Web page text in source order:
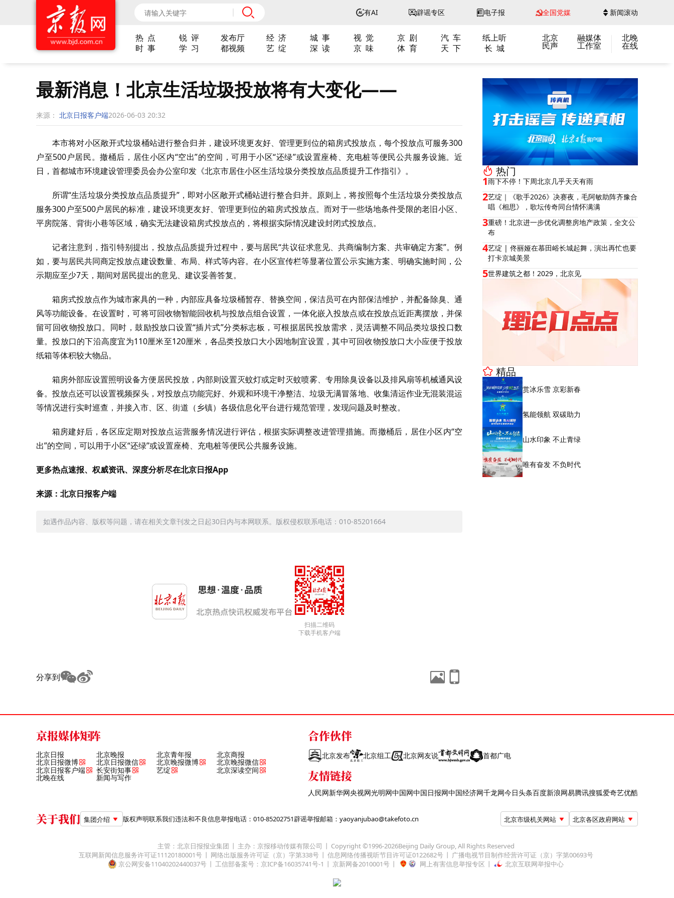
有AI 辟谣专区 电子报 全国党媒 新闻滚动
热 点 锐 评 发布厅 经 济 城 事 视 觉 京 剧 汽 车
纸上听
时 事
学 习 都视频 艺 绽 深 读 京 味 体 育 天 下 长 城
北京
民声
融媒体
工作室
北晚
在线
最新消息！北京生活垃圾投放将有大变化——
来源： 北京日报客户端2026-06-03 20:32
本市将对小区敞开式垃圾桶站进行整合归并，建设环境更友好、管理更到位的箱房式投放点，每个投放点可服务300
户至500户居民。撤桶后，居住小区内“空出”的空间，可用于小区“还绿”或设置座椅、充电桩等便民公共服务设施。近
日，首都城市环境建设管理委员会办公室印发《北京市居住小区生活垃圾分类投放点品质提升工作指引》。
所谓“生活垃圾分类投放点品质提升”，即对小区敞开式桶站进行整合归并。原则上，将按照每个生活垃圾分类投放点
服务300户至500户居民的标准，建设环境更友好、管理更到位的箱房式投放点。而对于一些场地条件受限的老旧小区、
平房院落、背街小巷等区域，确实无法建设箱房式投放点的，将根据实际情况建设封闭式投放点。
记者注意到，指引特别提出，投放点品质提升过程中，要与居民“共议征求意见、共商编制方案、共审确定方案”。例
如，要与居民共同商定投放点建设数量、布局、样式等内容。在小区宣传栏等显著位置公示实施方案、明确实施时间，公
示期应至少7天，期间对居民提出的意见、建议妥善答复。
箱房式投放点作为城市家具的一种，内部应具备垃圾桶暂存、替换空间，保洁员可在内部保洁维护，并配备除臭、通
风等功能设备。在设置时，可将可回收物智能回收机与投放点组合设置，一体化嵌入投放点或在投放点近距离摆放，并保
留可回收物投放口。同时，鼓励投放口设置“插片式”分类标志板，可根据居民投放需求，灵活调整不同品类垃圾投口数
量。投放口的下沿高度宜为110厘米至120厘米，各品类投放口大小因地制宜设置，其中可回收物投放口大小应便于投放
纸箱等体积较大物品。
箱房外部应设置照明设备方便居民投放，内部则设置灭蚊灯或定时灭蚊喷雾、专用除臭设备以及排风扇等机械通风设
备。投放点还可以设置视频探头，对投放点功能完好、外观和环境干净整洁、垃圾无满冒落地、收集清运作业无混装混运
等情况进行实时巡查，并接入市、区、街道（乡镇）各级信息化平台进行规范管理，发现问题及时整改。
箱房建好后，各区应定期对投放点运营服务情况进行评估，根据实际调整改进管理措施。而撤桶后，居住小区内“空
出”的空间，可以用于小区“还绿”或设置座椅、充电桩等便民公共服务设施。
更多热点速报、权威资讯、深度分析尽在北京日报App
来源：北京日报客户端
如遇作品内容、版权等问题，请在相关文章刊发之日起30日内与本网联系。版权侵权联系电话：010-85201664
扫描二维码
下载手机客户端
分享到
热门
1雨下不停！下周北京几乎天天有雨
2艺绽｜《歌手2026》决赛夜，毛阿敏助阵齐豫合
唱《相思》，歌坛传奇同台情怀满满
3重磅！北京进一步优化调整房地产政策，全文公
布
4艺绽 | 佟丽娅在慕田峪长城起舞，演出再忙也要
打卡京城美景
5世界建筑之都！2029，北京见
精品
赏冰乐雪 京彩新春
氢能领航 双碳助力
山水印象 不止青绿
唯有奋发 不负时代
京报媒体矩阵
北京日报 北京晚报 北京青年报 北京商报
北京日报微博 北京日报微信 北京晚报微博
北京晚报微信
北京日报客户端
长安街知事 艺绽 北京深读空间
北晚在线 新闻与写作
合作伙伴
北京发布 北京组工 北京网友说 首都广电
友情链接
人民网新华网央视网光明网中国网中国日报网中国经济网千龙网今日头条百度新浪网易腾讯搜狐爱奇艺优酷
关于我们 集团介绍 版权声明联系我们违法和不良信息举报电话：010-85202751辟谣举报邮箱：yaoyanjubao@takefoto.cn 北京市级机关网站 北京各区政府网站
主管：北京日报报业集团 主办：京报移动传媒有限公司 Copyright ©1996-2026Beijing Daily Group, All Rights Reserved
互联网新闻信息服务许可证11120180001号
网络出版服务许可证（京）字第338号 信息网络传播视听节目许可证0122682号
广播电视节目制作经营许可证（京）字第00693号
京公网安备11040202440037号
工信部备案号：京ICP备16035741号-1 京新网备2010001号 网上有害信息举报专区 北京互联网举报中心